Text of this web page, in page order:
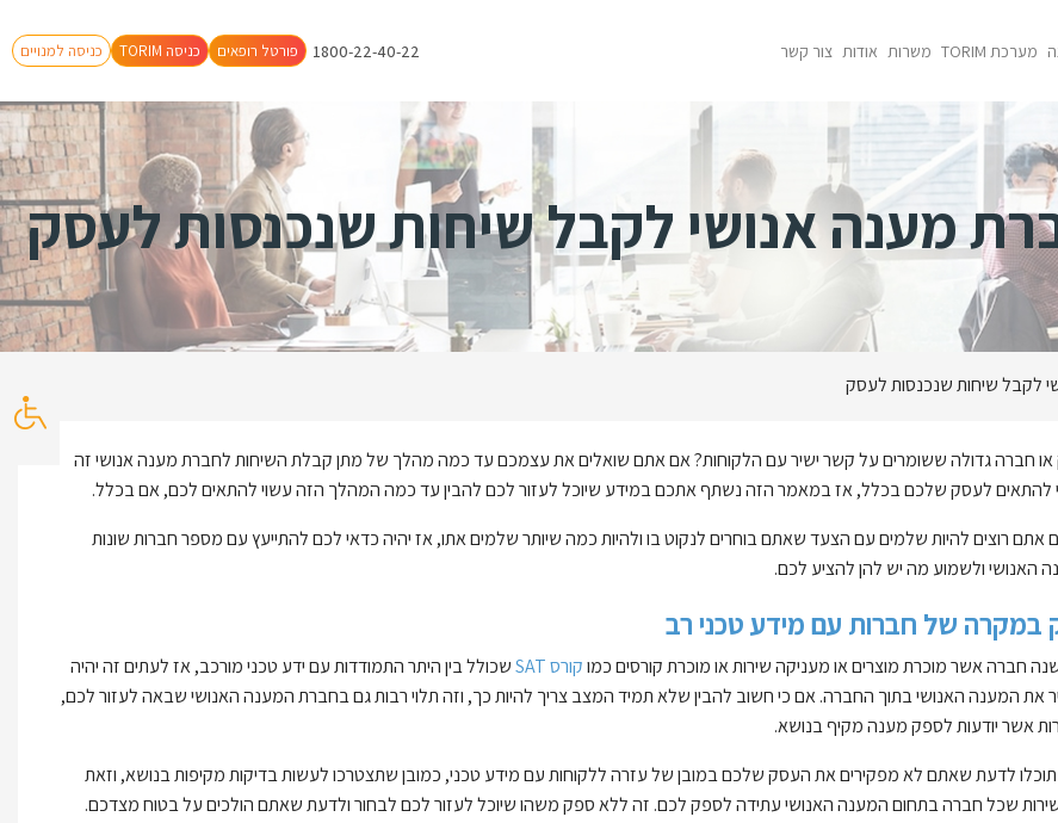
מערכת TORIM משרות אודות צור קשר כניסה למנויים TORIM כניסה פורטל רופאים 1800-22-40-22
מענה אנושי לקבל שיחות שנכנסות לעסק
לקבל שיחות שנכנסות לעסק
חברה גדולה ששומרים על קשר ישיר עם הלקוחות? אם אתם שואלים את עצמכם עד כמה מהלך של מתן קבלת השיחות לחברת מענה אנושי זה
להתאים לעסק שלכם בכלל, אז במאמר הזה נשתף אתכם במידע שיוכל לעזור לכם להבין עד כמה המהלך הזה עשוי להתאים לכם, אם בכלל.
אתם רוצים להיות שלמים עם הצעד שאתם בוחרים לנקוט בו ולהיות כמה שיותר שלמים אתו, אז יהיה כדאי לכם להתייעץ עם מספר חברות שונות
האנושי ולשמוע מה יש להן להציע לכם.
במקרה של חברות עם מידע טכני רב
חברה אשר מוכרת מוצרים או מעניקה שירות או מוכרת קורסים כמוקורס SAT
שכולל בין היתר התמודדות עם ידע טכני מורכב, אז לעתים זה יהיה
את המענה האנושי בתוך החברה. אם כי חשוב להבין שלא תמיד המצב צריך להיות כך, וזה תלוי רבות גם בחברת המענה האנושי שבאה לעזור לכם,
אשר יודעות לספק מענה מקיף בנושא.
לדעת שאתם לא מפקירים את העסק שלכם במובן של עזרה ללקוחות עם מידע טכני, כמובן שתצטרכו לעשות בדיקות מקיפות בנושא, וזאת
שכל חברה בתחום המענה האנושי עתידה לספק לכם. זה ללא ספק משהו שיוכל לעזור לכם לבחור ולדעת שאתם הולכים על בטוח מצדכם.